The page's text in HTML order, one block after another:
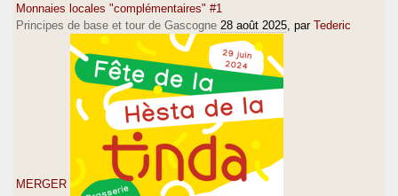
Monnaies locales "complémentaires" #1
Principes de base et tour de Gascogne 28 août 2025 , par Tederic
MERGER